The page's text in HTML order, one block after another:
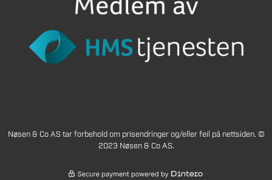
Nøsen & Co AS tar forbehold om prisendringer og/eller feil på nettsiden. ©
2023 Nøsen & Co AS.